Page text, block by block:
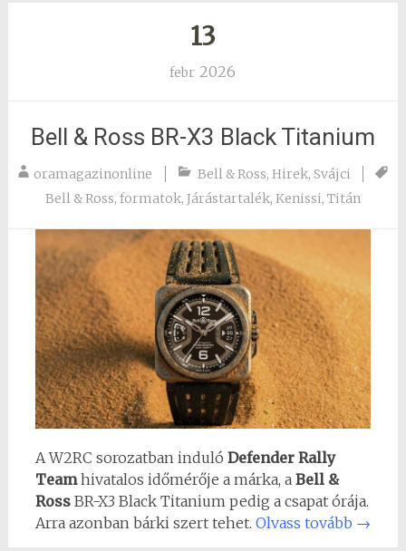
13
febr 2026
Bell & Ross BR-X3 Black Titanium
oramagazinonline Bell & Ross, Hirek, Svájci
Bell & Ross, formatok, Járástartalék, Kenissi, Titán
A W2RC sorozatban induló Defender Rally
Team hivatalos időmérője a márka, a Bell &
RossBR-X3 Black Titanium pedig a csapat órája.
Arra azonban bárki szert tehet. Olvass tovább →